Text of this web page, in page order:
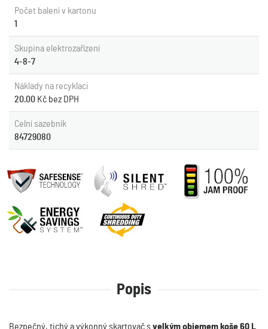
Počet balení v kartonu
1
Skupina elektrozařízení
4-8-7
Náklady na recyklaci
20.00 Kč bez DPH
Celní sazebník
84729080
Popis
Bezpečný, tichý a výkonný skartovač svelkým objemem koše 60 L